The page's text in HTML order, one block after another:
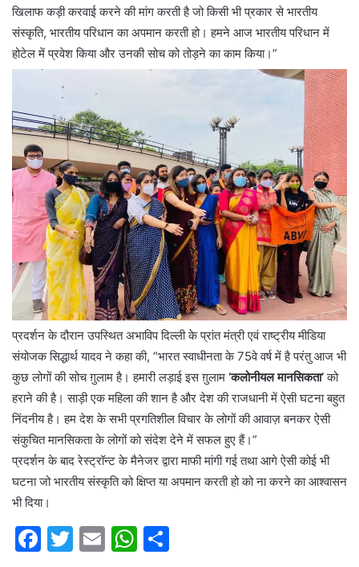
खिलाफ कड़ी करवाई करने की मांग करती है जो किसी भी प्रकार से भारतीय
संस्कृति, भारतीय परिधान का अपमान करती हो। हमने आज भारतीय परिधान में
होटेल में प्रवेश किया और उनकी सोच को तोड़ने का काम किया।”
प्रदर्शन के दौरान उपस्थित अभाविप दिल्ली के प्रांत मंत्री एवं राष्ट्रीय मीडिया
संयोजक सिद्धार्थ यादव ने कहा की, “भारत स्वाधीनता के 75वे वर्ष में है परंतु आज भी
कुछ लोगों की सोच ग़ुलाम है। हमारी लड़ाई इस ग़ुलाम ‘कलोनीयल मानसिकता’को
हराने की है। साड़ी एक महिला की शान है और देश की राजधानी में ऐसी घटना बहुत
निंदनीय है। हम देश के सभी प्रगतिशील विचार के लोगों की आवाज़ बनकर ऐसी
संकुचित मानसिकता के लोगों को संदेश देने में सफल हुए हैं।”
प्रदर्शन के बाद रेस्ट्रॉन्ट के मैनेजर द्वारा माफी मांगी गई तथा आगे ऐसी कोई भी
घटना जो भारतीय संस्कृति को क्षिप्त या अपमान करती हो को ना करने का आश्वासन
भी दिया।
F
T
E
W